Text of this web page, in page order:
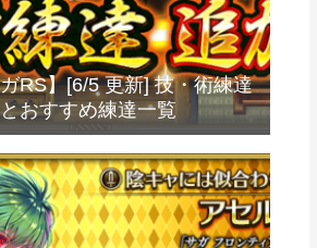
RS】[6/5 更新] 技・術練達
おすすめ練達一覧